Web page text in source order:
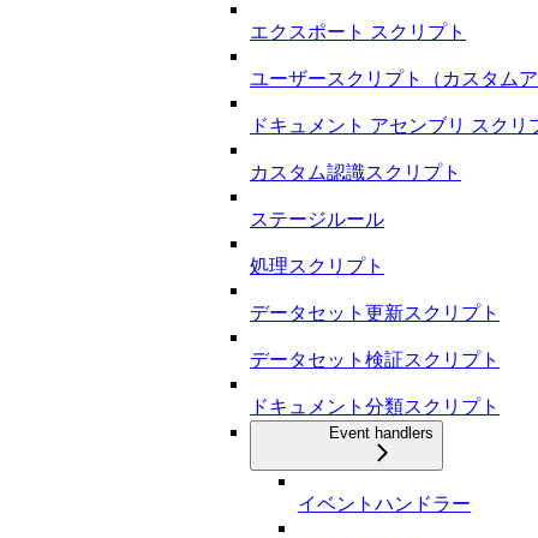
エクスポート スクリプト
ユーザースクリプト（カスタムア
ドキュメント アセンブリ スクリ
カスタム認識スクリプト
ステージルール
処理スクリプト
データセット更新スクリプト
データセット検証スクリプト
ドキュメント分類スクリプト
Event handlers
イベントハンドラー